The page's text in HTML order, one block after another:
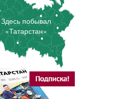
Здесь побывал
«Татарстан»